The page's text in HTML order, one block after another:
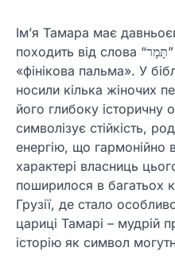
Ім’я Тамара має
походить від слова “תָּמָר” (tamar), що означає
«фінікова пальма». У
носили кілька жіночих
його глибоку історичну
символізує стійкість,
енергію, що гармонійно
характері власниць
поширилося в багатьох
Грузії, де стало
цариці Тамарі – мудрій
історію як символ